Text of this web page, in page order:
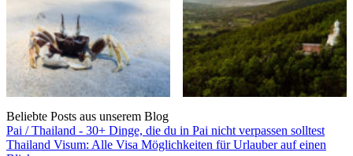
Beliebte Posts aus unserem Blog
Pai / Thailand - 30+ Dinge, die du in Pai nicht verpassen solltest
Thailand Visum: Alle Visa Möglichkeiten für Urlauber auf einen